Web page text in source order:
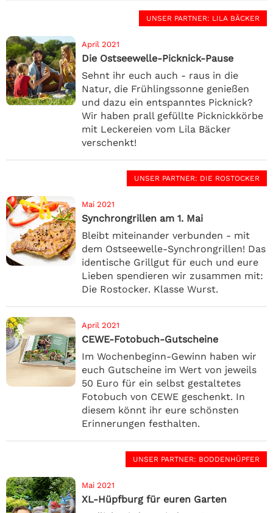
UNSER PARTNER: LILA BÄCKER
April 2021
Die Ostseewelle-Picknick-Pause
Sehnt ihr euch auch - raus in die
Natur, die Frühlingssonne genießen
und dazu ein entspanntes Picknick?
Wir haben prall gefüllte Picknickkörbe
mit Leckereien vom Lila Bäcker
verschenkt!
UNSER PARTNER: DIE ROSTOCKER
Mai 2021
Synchrongrillen am 1. Mai
Bleibt miteinander verbunden - mit
dem Ostseewelle-Synchrongrillen! Das
identische Grillgut für euch und eure
Lieben spendieren wir zusammen mit:
Die Rostocker. Klasse Wurst.
April 2021
CEWE-Fotobuch-Gutscheine
Im Wochenbeginn-Gewinn haben wir
euch Gutscheine im Wert von jeweils
50 Euro für ein selbst gestaltetes
Fotobuch von CEWE geschenkt. In
diesem könnt ihr eure schönsten
Erinnerungen festhalten.
UNSER PARTNER: BODDENHÜPFER
Mai 2021
XL-Hüpfburg für euren Garten